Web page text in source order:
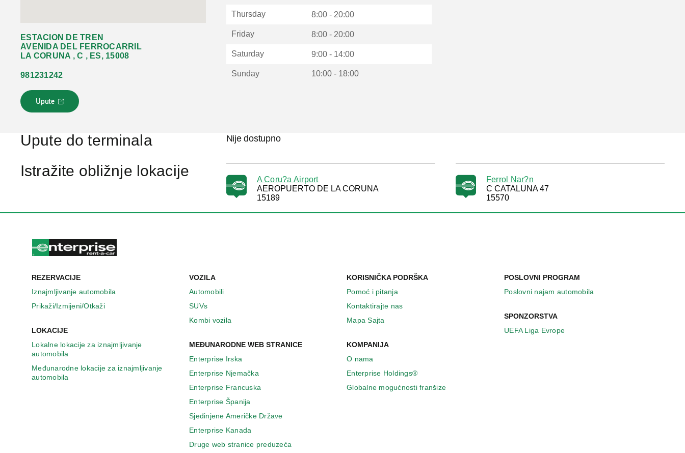
ESTACION DE TREN
AVENIDA DEL FERROCARRIL
LA CORUNA , C , ES, 15008
981231242
Upute
L
i
s
o
t
a
o
v
m
r
o
o
u
Thursday 8:00 - 20:00
Friday 8:00 - 20:00
Saturday 9:00 - 14:00
Sunday 10:00 - 18:00
Upute do terminala Nije dostupno
Istražite obližnje lokacije
A Coru?a Airport
AEROPUERTO DE LA CORUNA
15189
Ferrol Nar?n
C CATALUNA 47
15570
REZERVACIJE
Iznajmljivanje automobila
Prikaži/Izmijeni/Otkaži
LOKACIJE
Lokalne lokacije za iznajmljivanje
automobila
Međunarodne lokacije za iznajmljivanje
automobila
VOZILA
Automobili
SUVs
Kombi vozila
MEĐUNARODNE WEB STRANICE
Enterprise Irska
Enterprise Njemačka
Enterprise Francuska
Enterprise Španija
Sjedinjene Američke Države
Enterprise Κanada
Druge web stranice preduzeća
KORISNIČKA PODRŠKA
Pomoć i pitanja
Kontaktirajte nas
Mapa Sajta
KOMPANIJA
O nama
Enterprise Holdings®
Globalne mogućnosti franšize
POSLOVNI PROGRAM
Poslovni najam automobila
SPONZORSTVA
UEFA Liga Evrope